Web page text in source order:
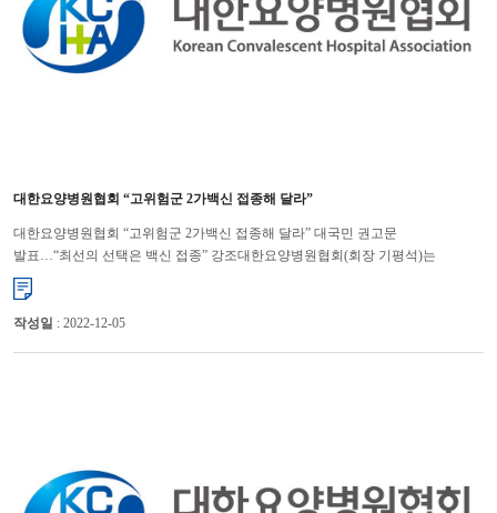
대한요양병원협회 “고위험군 2가백신 접종해 달라”
대한요양병원협회 “고위험군 2가백신 접종해 달라” 대국민 권고문
발표…“최선의 선택은 백신 접종” 강조대한요양병원협회(회장 기평석)는
겨울철을 맞아 코로나19 확진자, 사망자가 점차 증가하고 있는 만큼 요양병원...
작성일 : 2022-12-05